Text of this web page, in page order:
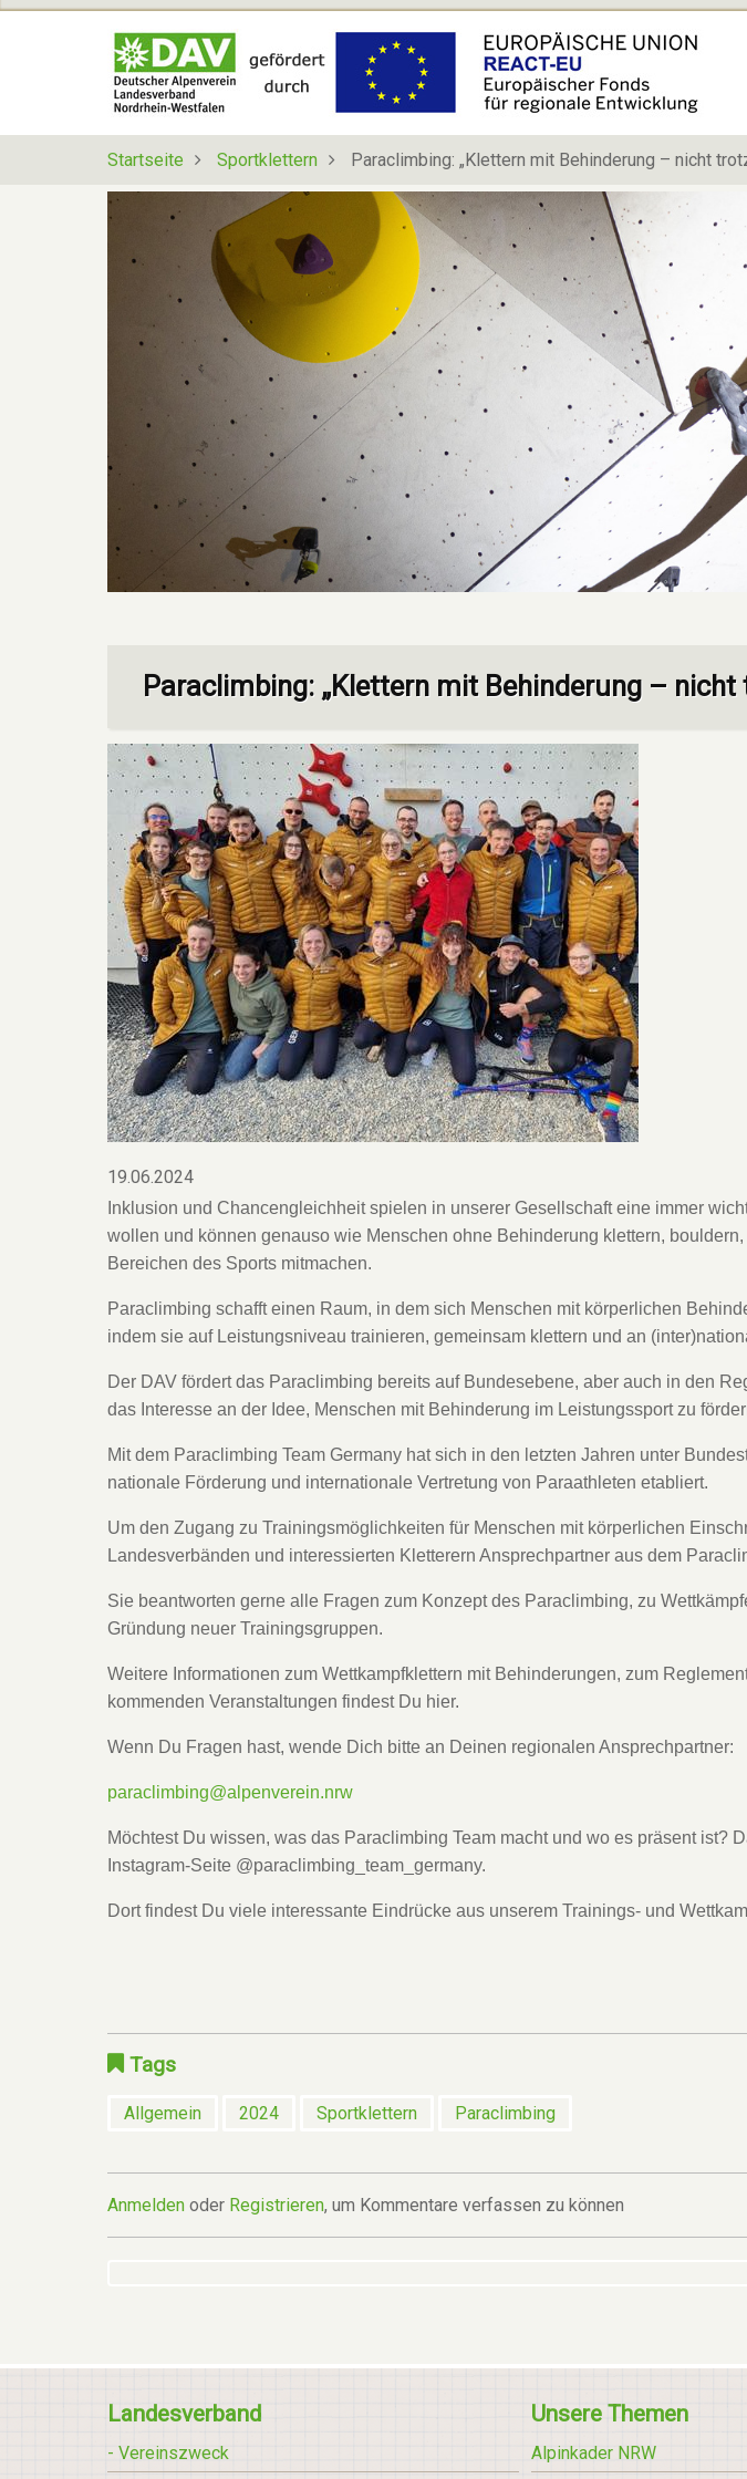
Direkt
Startseite Sportklettern Paraclimbing: „Klettern mit Behinderung – nicht
Paraclimbing: „Klettern mit Behinderung – nicht
19.06.2024
Inklusion und Chancengleichheit spielen in unserer Gesellschaft eine immer
wollen und können genauso wie Menschen ohne Behinderung klettern,
Bereichen des Sports mitmachen.
Paraclimbing schafft einen Raum, in dem sich Menschen mit körperlichen
indem sie auf Leistungsniveau trainieren, gemeinsam klettern und an
Der DAV fördert das Paraclimbing bereits auf Bundesebene, aber auch in den
das Interesse an der Idee, Menschen mit Behinderung im Leistungssport zu
Mit dem Paraclimbing Team Germany hat sich in den letzten Jahren unter
nationale Förderung und internationale Vertretung von Paraathleten etabliert.
Um den Zugang zu Trainingsmöglichkeiten für Menschen mit körperlichen
Landesverbänden und interessierten Kletterern Ansprechpartner aus dem
Sie beantworten gerne alle Fragen zum Konzept des Paraclimbing, zu
Gründung neuer Trainingsgruppen.
Weitere Informationen zum Wettkampfklettern mit Behinderungen, zum
kommenden Veranstaltungen findest Du hier.
Wenn Du Fragen hast, wende Dich bitte an Deinen regionalen Ansprechpartner:
paraclimbing@alpenverein.nrw
Möchtest Du wissen, was das Paraclimbing Team macht und wo es präsent ist?
Instagram-Seite @paraclimbing_team_germany.
Dort findest Du viele interessante Eindrücke aus unserem Trainings- und
Tags
Allgemein 2024 Sportklettern Paraclimbing
Anmelden oder Registrieren, um Kommentare verfassen zu können
Landesverband
- Vereinszweck
Unsere Themen
Alpinkader NRW